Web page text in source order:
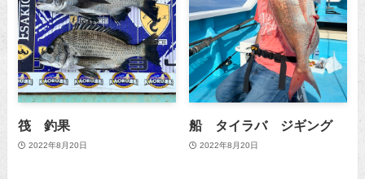
筏 釣果
2022年8月20日
船 タイラバ ジギング
2022年8月20日